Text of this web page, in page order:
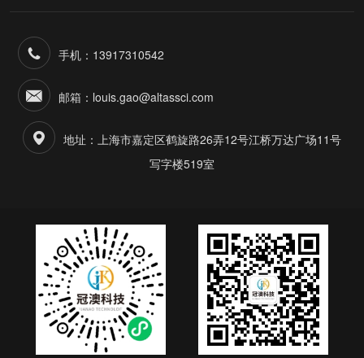
手机：13917310542
邮箱：louis.gao@altassci.com
地址：上海市嘉定区鹤旋路26弄12号江桥万达广场11号
写字楼519室